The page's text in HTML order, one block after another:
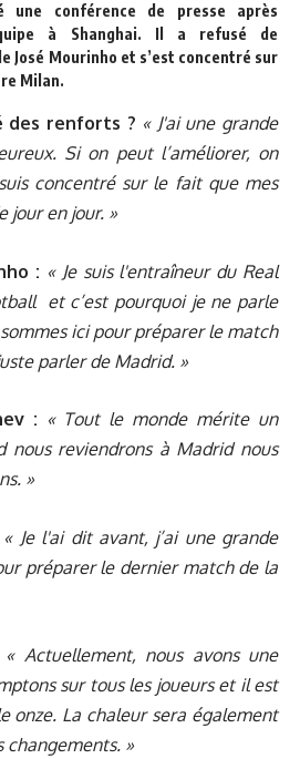
une conférence de presse après
à Shanghai. Il a refusé de
José Mourinho et s’est concentré sur
Milan.
des renforts ? « J'ai une grande
Si on peut l’améliorer, on
concentré sur le fait que mes
jour en jour. »
: « Je suis l'entraîneur du Real
et c’est pourquoi je ne parle
ici pour préparer le match
parler de Madrid. »
: « Tout le monde mérite un
nous reviendrons à Madrid nous
»
« Je l'ai dit avant, j’ai une grande
préparer le dernier match de la
« Actuellement, nous avons une
sur tous les joueurs et il est
onze. La chaleur sera également
»